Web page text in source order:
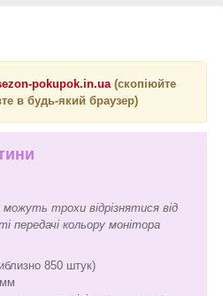
pokupok.in.ua (скопіюйте
в будь-який браузер)
можуть трохи відрізнятися від
передачі кольору монітора
850 штук)